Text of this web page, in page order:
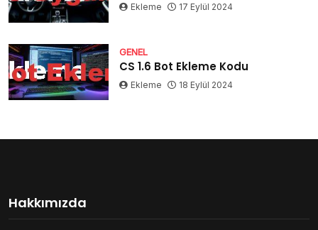
Ekleme 17 Eylül 2024
GENEL
CS 1.6 Bot Ekleme Kodu
Ekleme 18 Eylül 2024
Hakkımızda